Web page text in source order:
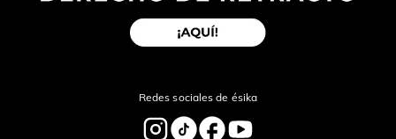
Redes sociales de ésika